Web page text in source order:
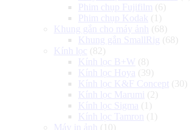
Phim chụp Fujifilm (6)
Phim chụp Kodak (1)
Khung gắn cho máy ảnh
(68)
Khung gắn SmallRig (68)
Kính lọc (82)
Kính lọc B+W (8)
Kính lọc Hoya (39)
Kính lọc K&F Concept (30)
Kính lọc Marumi (2)
Kính lọc Sigma (1)
Kính lọc Tamron
(1)
Máy in ảnh
(10)